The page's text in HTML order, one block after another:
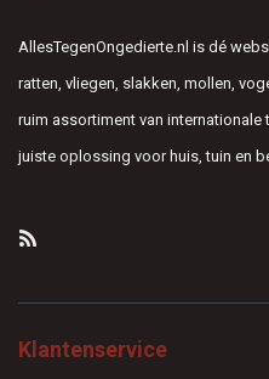
AllesTegenOngedierte.nl is dé
ratten, vliegen, slakken, mollen,
ruim assortiment van
juiste oplossing voor huis, tuin en
Klantenservice